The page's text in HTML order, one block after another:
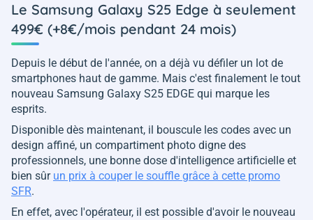
Le Samsung Galaxy S25 Edge à seulement
499€ (+8€/mois pendant 24 mois)
Depuis le début de l'année, on a déjà vu défiler un lot de
smartphones haut de gamme. Mais c'est finalement le tout
nouveau Samsung Galaxy S25 EDGE qui marque les
esprits.
Disponible dès maintenant, il bouscule les codes avec un
design affiné, un compartiment photo digne des
professionnels, une bonne dose d'intelligence artificielle et
bien sûr un prix à couper le souffle grâce à cette promo
SFR.
En effet, avec l'opérateur, il est possible d'avoir le nouveau